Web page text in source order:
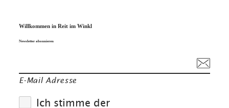
Willkommen in Reit im Winkl
Newsletter abonnieren
E-Mail Adresse
Ich stimme der